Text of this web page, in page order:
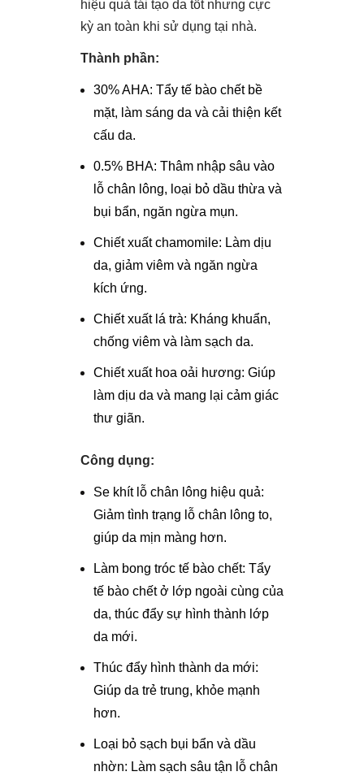
hiệu quả tái tạo da tốt nhưng cực
kỳ an toàn khi sử dụng tại nhà.
Thành phần:
30% AHA: Tẩy tế bào chết bề
mặt, làm sáng da và cải thiện kết
cấu da.
0.5% BHA: Thâm nhập sâu vào
lỗ chân lông, loại bỏ dầu thừa và
bụi bẩn, ngăn ngừa mụn.
Chiết xuất chamomile: Làm dịu
da, giảm viêm và ngăn ngừa
kích ứng.
Chiết xuất lá trà: Kháng khuẩn,
chống viêm và làm sạch da.
Chiết xuất hoa oải hương: Giúp
làm dịu da và mang lại cảm giác
thư giãn.
Công dụng:
Se khít lỗ chân lông hiệu quả:
Giảm tình trạng lỗ chân lông to,
giúp da mịn màng hơn.
Làm bong tróc tế bào chết: Tẩy
tế bào chết ở lớp ngoài cùng của
da, thúc đẩy sự hình thành lớp
da mới.
Thúc đẩy hình thành da mới:
Giúp da trẻ trung, khỏe mạnh
hơn.
Loại bỏ sạch bụi bẩn và dầu
nhờn: Làm sạch sâu tận lỗ chân